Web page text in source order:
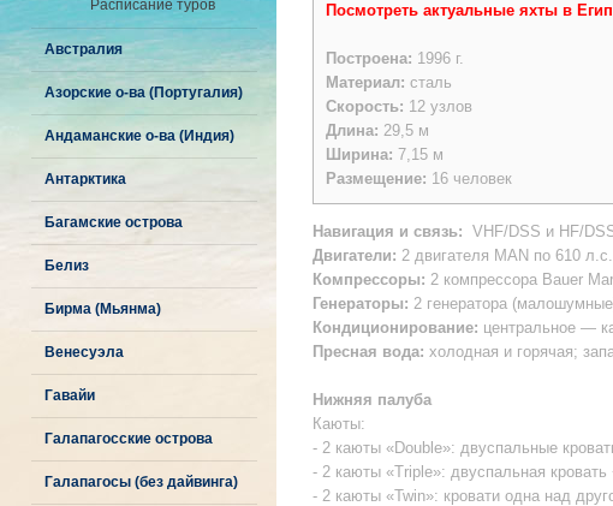
Расписание туров
Австралия
Азорские о-ва (Португалия)
Андаманские о-ва (Индия)
Антарктика
Багамские острова
Белиз
Бирма (Мьянма)
Венесуэла
Гавайи
Галапагосские острова
Галапагосы (без дайвинга)
Посмотреть актуальные яхты в
Построена: 1996 г.
Материал: cталь
Скорость: 12 узлов
Длина: 29,5 м
Ширина: 7,15 м
Размещение: 16 человек
Навигация и связь: VHF/DSS и HF/
Двигатели: 2 двигателя MAN по 610 л.с.
Компрессоры: 2 компрессора Bauer
Генераторы: 2 генератора
Кондиционирование: центральное —
Пресная вода: холодная и горячая;
Нижняя палуба
Каюты:
- 2 каюты «Double»: двуспальные
- 2 каюты «Triple»: двуспальная
- 2 каюты «Twin»: кровати одна над